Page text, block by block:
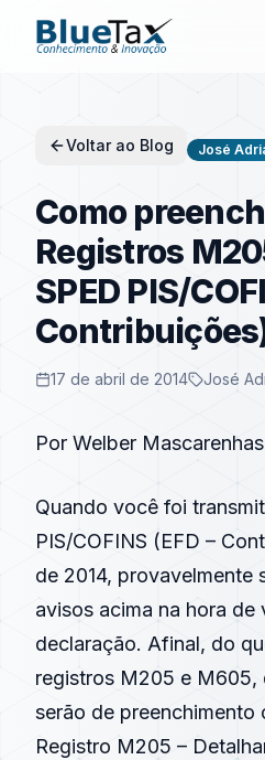
Voltar ao Blog José
Como
Registros
SPED PIS/
17 de abril de 2014 José
Por Welber Mascarenhas
Quando você foi
PIS/COFINS (EFD –
de 2014, provavelmente
avisos acima na hora de
declaração. Afinal, do
registros M205 e M605,
serão de preenchimento
Registro M205 –